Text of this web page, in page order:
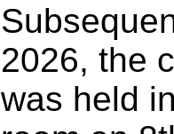
2026, the
was held